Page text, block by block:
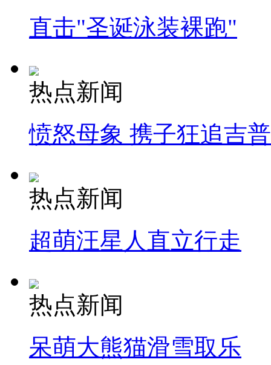
直击"圣诞泳装裸跑"
热点新闻
愤怒母象 携子狂追吉
热点新闻
超萌汪星人直立行走
热点新闻
呆萌大熊猫滑雪取乐